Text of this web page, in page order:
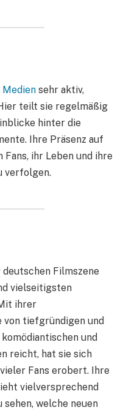
Medien sehr aktiv,
teilt sie regelmäßig
hinter die
Ihre Präsenz auf
ihr Leben und ihre
verfolgen.
deutschen Filmszene
vielseitigsten
ihrer
von tiefgründigen und
und
reicht, hat sie sich
Fans erobert. Ihre
vielversprechend
sehen, welche neuen